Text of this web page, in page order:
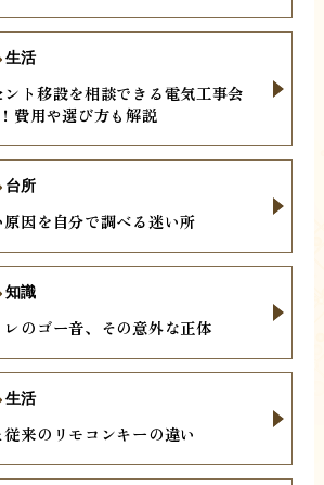
ト移設を相談できる電気工事会
費用や選び方も解説
生活
因を自分で調べる迷い所
台所
のゴー音、その意外な正体
知識
来のリモコンキーの違い
生活